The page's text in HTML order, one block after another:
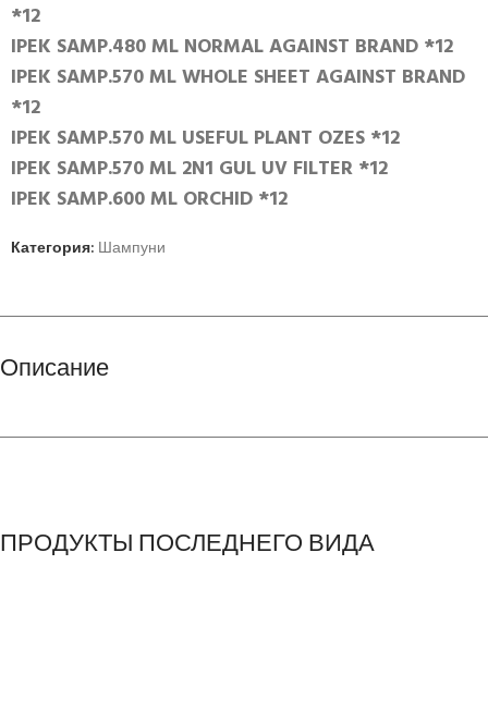
*12
IPEK SAMP.480 ML NORMAL AGAINST BRAND *12
IPEK SAMP.570 ML WHOLE SHEET AGAINST BRAND
*12
IPEK SAMP.570 ML USEFUL PLANT OZES *12
IPEK SAMP.570 ML 2N1 GUL UV FILTER *12
IPEK SAMP.600 ML ORCHID *12
Категория: Шампуни
Описание
ПРОДУКТЫ ПОСЛЕДНЕГО ВИДА